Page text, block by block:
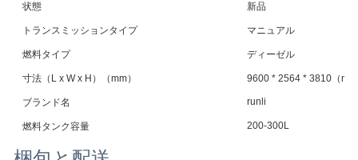
状態 新品
トランスミッションタイプ マニュアル
燃料タイプ ディーゼル
寸法（L x W x H）（mm） 9600 * 2564 * 3810（
ブランド名 runli
燃料タンク容量 200-300L